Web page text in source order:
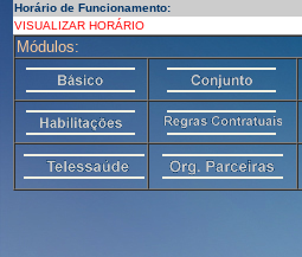
Horário de Funcionamento:
VISUALIZAR HORÁRIO
Módulos: